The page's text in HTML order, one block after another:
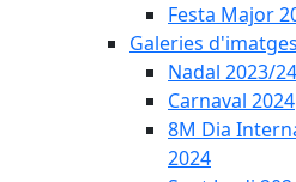
Festa Major
Galeries
Nadal 2023/24
Carnaval 2024
8M Dia
2024